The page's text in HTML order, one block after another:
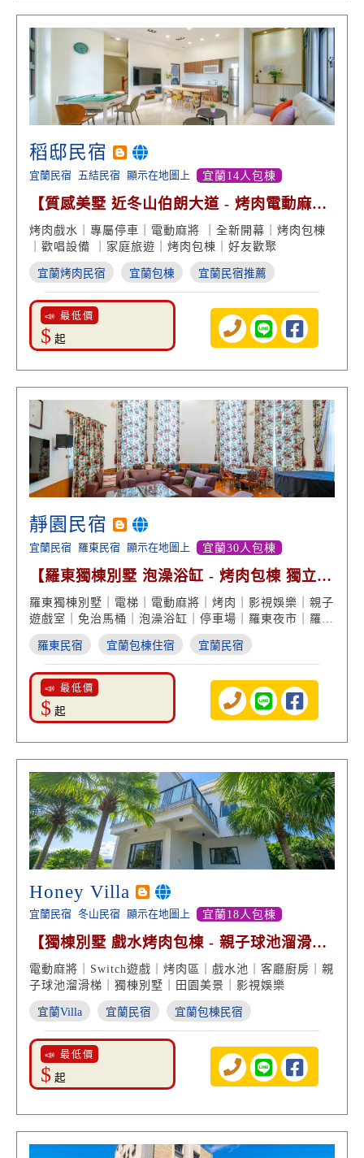
稻邸民宿
宜蘭民宿 五結民宿 顯示在地圖上 宜蘭14人包棟
【質感美墅 近冬山伯朗大道 - 烤肉電動麻將
渡假享受】
烤肉戲水｜專屬停車｜電動麻將 ｜全新開幕｜烤肉包棟
｜歡唱設備 ｜家庭旅遊｜烤肉包棟｜好友歡聚
宜蘭烤肉民宿 宜蘭包棟 宜蘭民宿推薦
📣 最低價
$ 起
靜園民宿
宜蘭民宿 羅東民宿 顯示在地圖上 宜蘭30人包棟
【羅東獨棟別墅 泡澡浴缸 - 烤肉包棟 獨立停
車場】
羅東獨棟別墅｜電梯｜電動麻將｜烤肉｜影視娛樂｜親子
遊戲室｜免治馬桶｜泡澡浴缸｜停車場｜羅東夜市｜羅東
住宿
羅東民宿 宜蘭包棟住宿 宜蘭民宿
📣 最低價
$ 起
Honey Villa
宜蘭民宿 冬山民宿 顯示在地圖上 宜蘭18人包棟
【獨棟別墅 戲水烤肉包棟 - 親子球池溜滑
梯】
電動麻將｜Switch遊戲｜烤肉區｜戲水池｜客廳廚房｜親
子球池溜滑梯｜獨棟別墅｜田園美景｜影視娛樂
宜蘭Villa 宜蘭民宿 宜蘭包棟民宿
📣 最低價
$ 起